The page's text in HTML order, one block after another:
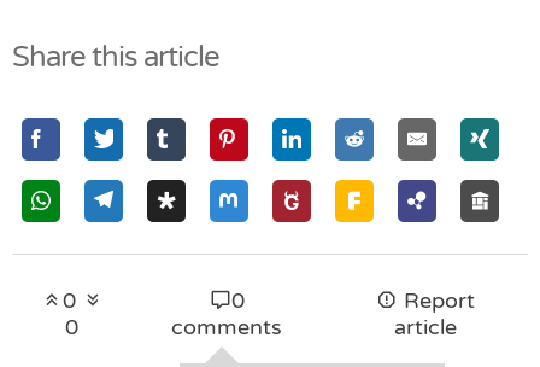
Share this article
0
0
0
comments
Report
article